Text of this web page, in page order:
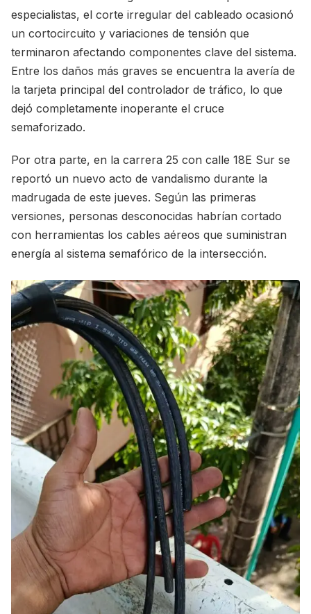
especialistas, el corte irregular del cableado ocasionó
un cortocircuito y variaciones de tensión que
terminaron afectando componentes clave del sistema.
Entre los daños más graves se encuentra la avería de
la tarjeta principal del controlador de tráfico, lo que
dejó completamente inoperante el cruce
semaforizado.
Por otra parte, en la carrera 25 con calle 18E Sur se
reportó un nuevo acto de vandalismo durante la
madrugada de este jueves. Según las primeras
versiones, personas desconocidas habrían cortado
con herramientas los cables aéreos que suministran
energía al sistema semafórico de la intersección.